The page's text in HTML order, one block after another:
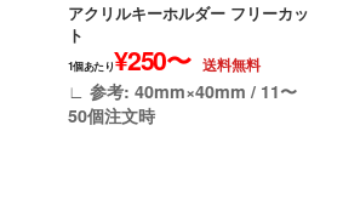
アクリルキーホルダー フリーカッ
ト
1個あたり¥250〜 送料無料
∟ 参考: 40mm×40mm / 11〜
50個注文時